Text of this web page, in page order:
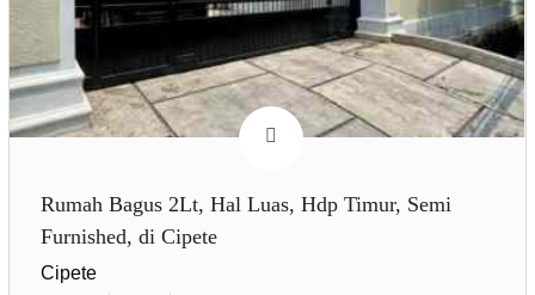
Rumah Bagus 2Lt, Hal Luas, Hdp Timur, Semi
Furnished, di Cipete
Cipete